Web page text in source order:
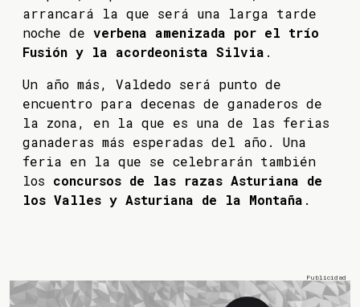
arrancará la que será una larga tarde
noche de verbena amenizada por el trío
Fusión y la acordeonista Silvia .
Un año más, Valdedo será punto de
encuentro para decenas de ganaderos de
la zona, en la que es una de las ferias
ganaderas más esperadas del año. Una
feria en la que se celebrarán también
los concursos de las razas Asturiana de
los Valles y Asturiana de la Montaña .